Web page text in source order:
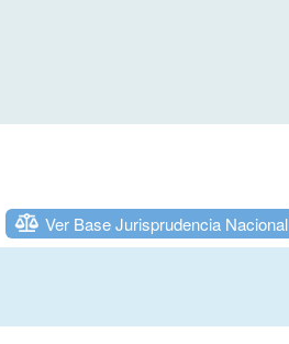
Ver Base Jurisprudencia Nacional